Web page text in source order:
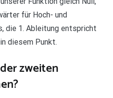
für Hoch- und
die 1. Ableitung entspricht
diesem Punkt.
zweiten